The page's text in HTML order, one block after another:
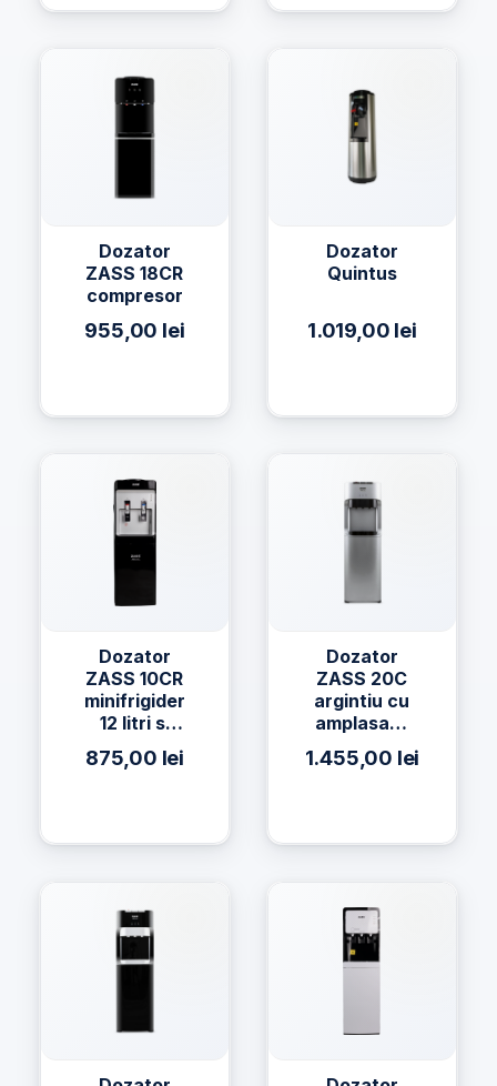
Dozator
ZASS 18CR
compresor
955,00 lei
Dozator
Quintus
1.019,00 lei
Dozator
ZASS 10CR
minifrigider
12 litri si
compresor
875,00 lei
Dozator
ZASS 20C
argintiu cu
amplasare
a bidonului
la baza si
1.455,00 lei